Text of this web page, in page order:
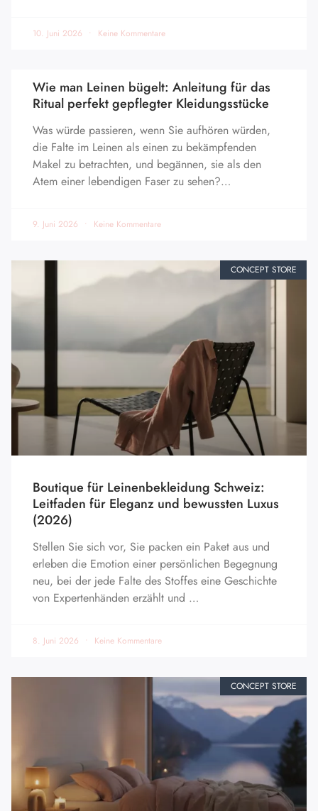
10. Juni 2026 Keine Kommentare
Wie man Leinen bügelt: Anleitung für das
Ritual perfekt gepflegter Kleidungsstücke
Was würde passieren, wenn Sie aufhören würden,
die Falte im Leinen als einen zu bekämpfenden
Makel zu betrachten, und begännen, sie als den
Atem einer lebendigen Faser zu sehen?…
9. Juni 2026 Keine Kommentare
CONCEPT STORE
Boutique für Leinenbekleidung Schweiz:
Leitfaden für Eleganz und bewussten Luxus
(2026)
Stellen Sie sich vor, Sie packen ein Paket aus und
erleben die Emotion einer persönlichen Begegnung
neu, bei der jede Falte des Stoffes eine Geschichte
von Expertenhänden erzählt und …
8. Juni 2026 Keine Kommentare
CONCEPT STORE